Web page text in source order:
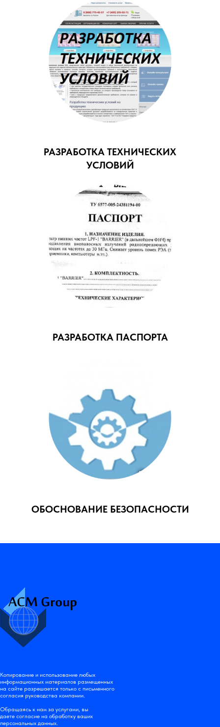
РАЗРАБОТКА ТЕХНИЧЕСКИХ
УСЛОВИЙ
РАЗРАБОТКА ПАСПОРТА
ОБОСНОВАНИЕ БЕЗОПАСНОСТИ
Копирование и использование любых
информационных материалов размещенных
на сайте разрешается только с письменного
согласия руководства компании.
Обращаясь к нам за услугами, вы
даете согласие на обработку ваших
персональных данных.